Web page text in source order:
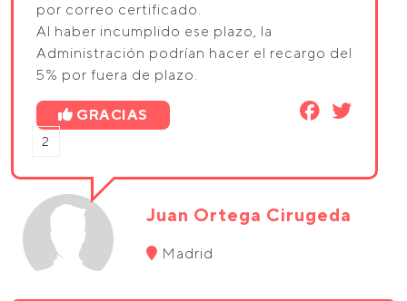
por correo certificado.
Al haber incumplido ese plazo, la
Administración podrían hacer el recargo del
5% por fuera de plazo.
GRACIAS
2
Juan Ortega Cirugeda
Madrid